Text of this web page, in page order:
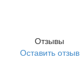
Отзывы
Оставить отзыв